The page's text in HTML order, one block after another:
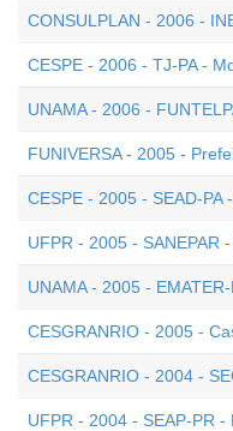
CONSULPLAN - 2006 -
CESPE - 2006 - TJ-PA -
UNAMA - 2006 -
FUNIVERSA - 2005 -
CESPE - 2005 - SEAD-PA
UFPR - 2005 - SANEPAR
UNAMA - 2005 -
CESGRANRIO - 2005 -
CESGRANRIO - 2004 -
UFPR - 2004 - SEAP-PR